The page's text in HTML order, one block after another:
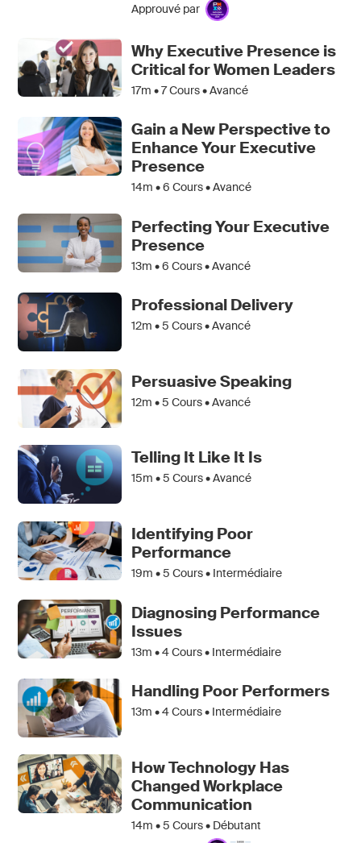
Approuvé par
Why Executive Presence is
Critical for Women Leaders
17m •7Cours • Avancé
Gain a New Perspective to
Enhance Your Executive
Presence
14m •6 Cours • Avancé
Perfecting Your Executive
Presence
13m •6 Cours • Avancé
Professional Delivery
12m •5 Cours • Avancé
Persuasive Speaking
12m •5 Cours • Avancé
Telling It Like It Is
15m •5 Cours • Avancé
Identifying Poor
Performance
19m •5 Cours • Intermédiaire
Diagnosing Performance
Issues
13m •4Cours • Intermédiaire
Handling Poor Performers
13m •4Cours • Intermédiaire
How Technology Has
Changed Workplace
Communication
14m •5 Cours • Débutant